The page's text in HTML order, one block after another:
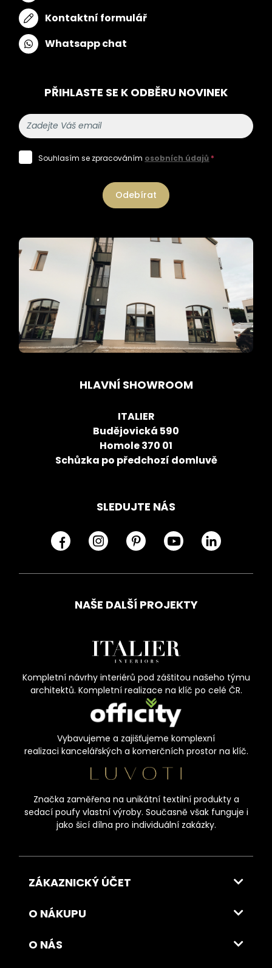
Kontaktní formulář
Whatsapp chat
PŘIHLASTE SE K ODBĚRU NOVINEK
Souhlasím se zpracováním osobních údajů *
Odebírat
HLAVNÍ SHOWROOM
ITALIER
Budějovická 590
Homole 370 01
Schůzka po předchozí domluvě
SLEDUJTE NÁS
NAŠE DALŠÍ PROJEKTY
Kompletní návrhy interiérů pod záštitou našeho týmu
architektů. Kompletní realizace na klíč po celé ČR.
Vybavujeme a zajišťujeme komplexní
realizaci kancelářských a komerčních prostor na klíč.
Značka zaměřena na unikátní textilní produkty a
sedací poufy vlastní výroby. Současně však funguje i
jako šicí dílna pro individuální zakázky.
ZÁKAZNICKÝ ÚČET
O NÁKUPU
O NÁS